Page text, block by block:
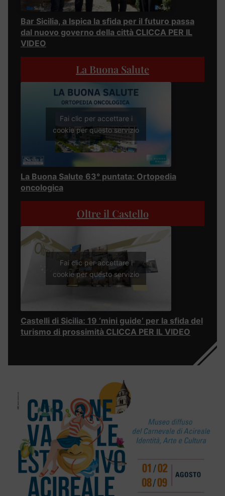
Bar Sicilia, a Ispica la sfida per il futuro passa
dal nuovo governo della città CLICCA PER IL
VIDEO
La Buona Salute
Fai clic per accettare i
cookie per questo servizio
La Buona Salute 63° puntata: Ortopedia
oncologica
Oltre il Castello
Fai clic per accettare i
cookie per questo servizio
Castelli di Sicilia: 19 ‘mini guide’ per la sfida del
turismo di prossimità CLICCA PER IL VIDEO